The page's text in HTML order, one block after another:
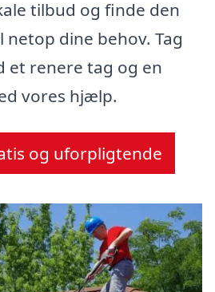
tilbud og finde den
dine behov. Tag
et renere tag og en
vores hjælp.
og uforpligtende